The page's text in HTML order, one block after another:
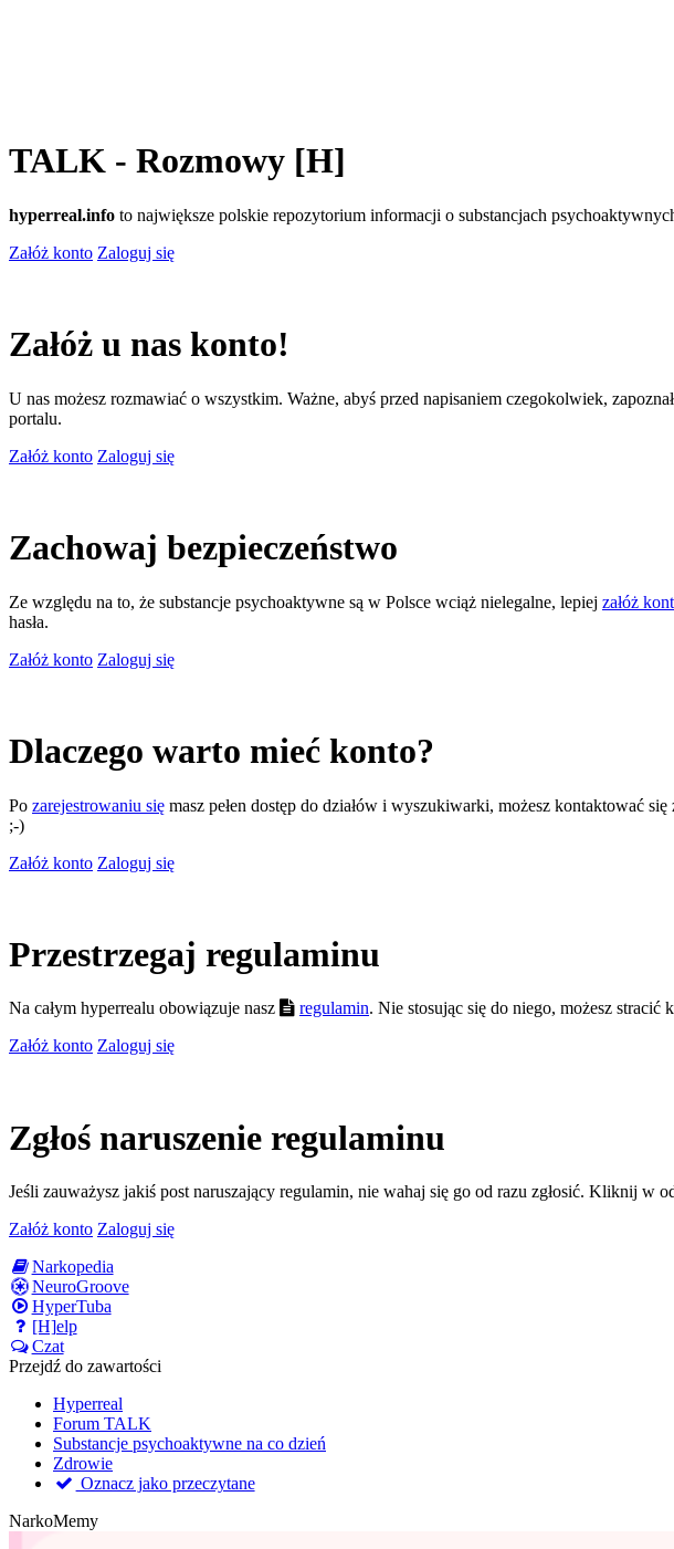
TALK - Rozmowy [H]
hyperreal.info to największe polskie repozytorium informacji o substancjach
Załóż konto Zaloguj się
Załóż u nas konto!
U nas możesz rozmawiać o wszystkim. Ważne, abyś przed napisaniem czegokolwiek,
portalu.
Załóż konto Zaloguj się
Zachowaj bezpieczeństwo
Ze względu na to, że substancje psychoaktywne są w Polsce wciąż nielegalne, lepiej załóż
hasła.
Załóż konto Zaloguj się
Dlaczego warto mieć konto?
Po zarejestrowaniu się masz pełen dostęp do działów i wyszukiwarki, możesz kontaktować
;-)
Załóż konto Zaloguj się
Przestrzegaj regulaminu
Na całym hyperrealu obowiązuje nasz regulamin. Nie stosując się do niego, możesz
Załóż konto Zaloguj się
Zgłoś naruszenie regulaminu
Jeśli zauważysz jakiś post naruszający regulamin, nie wahaj się go od razu zgłosić. Kliknij
Załóż konto Zaloguj się
Narkopedia
NeuroGroove
HyperTuba
[H]elp
Czat
Przejdź do zawartości
Hyperreal
Forum TALK
Substancje psychoaktywne na co dzień
Zdrowie
Oznacz jako przeczytane
NarkoMemy